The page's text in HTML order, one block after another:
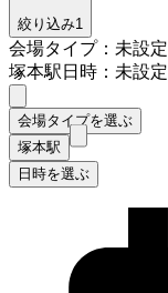
絞り込み1
会場タイプ：未設定
塚本駅日時：未設定
会場タイプを選ぶ
塚本駅
日時を選ぶ